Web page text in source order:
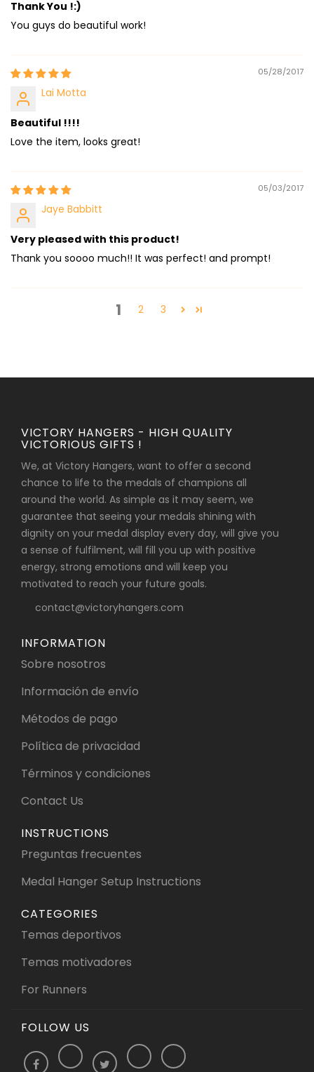
Thank You !:)
You guys do beautiful work!
05/28/2017
Lai Motta
Beautiful !!!!
Love the item, looks great!
05/03/2017
Jaye Babbitt
Very pleased with this product!
Thank you soooo much!! It was perfect! and prompt!
1 2 3
VICTORY HANGERS - HIGH QUALITY
VICTORIOUS GIFTS !
We, at Victory Hangers, want to offer a second
chance to life to the medals of champions all
around the world. As simple as it may seem, we
guarantee that seeing your medals shining with
dignity on your medal display every day, will give you
a sense of fulfilment, will fill you up with positive
energy, strong emotions and will keep you
motivated to reach your future goals.
contact@victoryhangers.com
INFORMATION
Sobre nosotros
Información de envío
Métodos de pago
Política de privacidad
Términos y condiciones
Contact Us
INSTRUCTIONS
Preguntas frecuentes
Medal Hanger Setup Instructions
CATEGORIES
Temas deportivos
Temas motivadores
For Runners
FOLLOW US